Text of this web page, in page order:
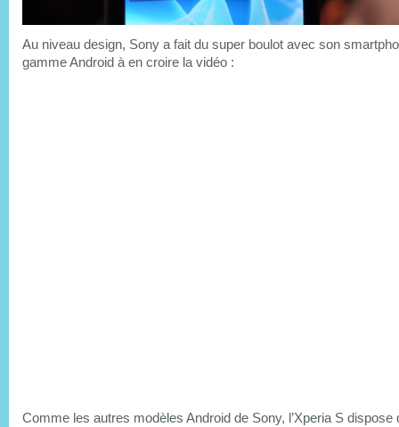
Au niveau design, Sony a fait du super boulot avec son
gamme Android à en croire la vidéo :
Comme les autres modèles Android de Sony, l’Xperia S dispose